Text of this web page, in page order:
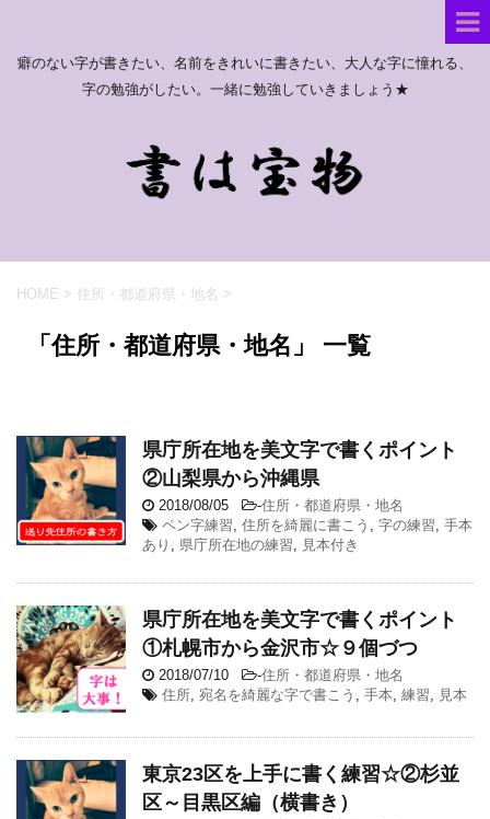
癖のない字が書きたい、名前をきれいに書きたい、大人な字に憧れる、
字の勉強がしたい。一緒に勉強していきましょう★
HOME > 住所・都道府県・地名 >
「住所・都道府県・地名」 一覧
県庁所在地を美文字で書くポイント
②山梨県から沖縄県
2018/08/05 -住所・都道府県・地名
ペン字練習, 住所を綺麗に書こう , 字の練習, 手本
あり , 県庁所在地の練習, 見本付き
県庁所在地を美文字で書くポイント
①札幌市から金沢市☆９個づつ
2018/07/10 -住所・都道府県・地名
住所, 宛名を綺麗な字で書こう , 手本, 練習, 見本
東京23区を上手に書く練習☆②杉並
区～目黒区編（横書き）